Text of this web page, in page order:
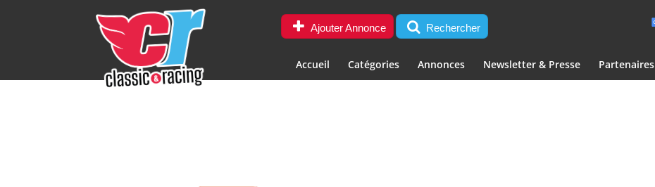
Ajouter Annonce Rechercher
Accueil Catégories Annonces Newsletter & Presse Partenaires